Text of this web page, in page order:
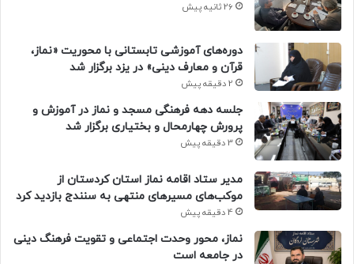
26 ثانیه پیش
دوره‌های آموزشی تابستانی با محوریت «نماز،
قرآن و معارف دینی» در یزد برگزار شد
2 دقیقه پیش
جلسه دهه فرهنگی مسجد و نماز در آموزش و
پرورش چهارمحال و بختیاری برگزار شد
3 دقیقه پیش
مدیر ستاد اقامه نماز استان کردستان از
موکب‌های مسیرهای منتهی به سنندج بازدید کرد
4 دقیقه پیش
نماز، محور وحدت اجتماعی و تقویت فرهنگ دینی
در جامعه است